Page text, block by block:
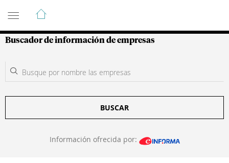
Guía de Empresas Colombianas
Buscador de información de empresas
BUSCAR
Información ofrecida por: